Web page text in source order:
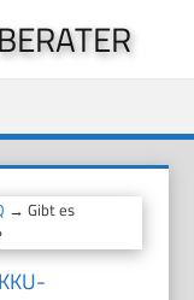
→ Gibt es